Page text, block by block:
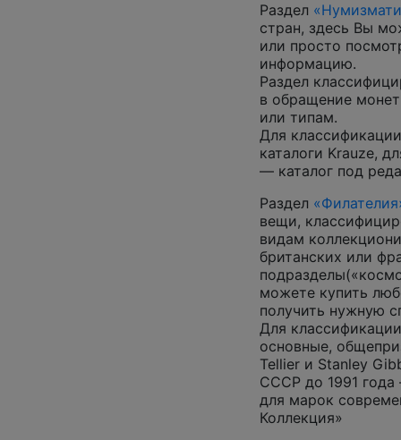
Раздел
стран, здесь Вы
или просто
информацию.
Раздел
в обращение
или типам.
Для
каталоги Krauze,
— каталог под
Раздел
вещи,
видам
британских или
можете купить
получить нужную
Для
основные,
Tellier и Stanley
СССР до 1991
для марок
Коллекция»